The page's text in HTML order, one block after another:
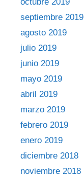
septiembre 2019
agosto 2019
julio 2019
junio 2019
mayo 2019
abril 2019
marzo 2019
febrero 2019
enero 2019
diciembre 2018
noviembre 2018